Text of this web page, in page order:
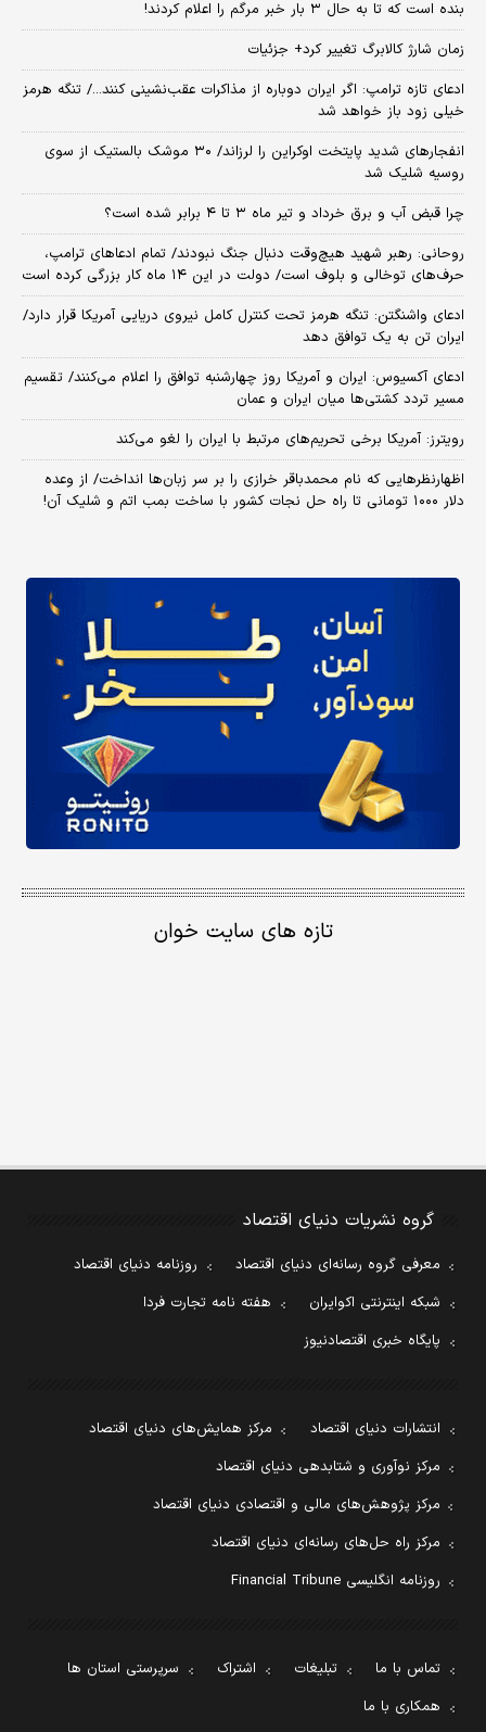
بنده است که تا به حال ۳ بار خبر مرگم را اعلام کردند!
زمان شارژ کالابرگ تغییر کرد+ جزئیات
ادعای تازه ترامپ: اگر ایران دوباره از مذاکرات عقب‌نشینی کنند.../ تنگه هرمز
خیلی زود باز خواهد شد
انفجارهای شدید پایتخت اوکراین را لرزاند/ ۳۰ موشک بالستیک از سوی
روسیه شلیک شد
چرا قبض آب و برق خرداد و تیر ماه ۳ تا ۴ برابر شده است؟
روحانی: رهبر شهید هیچ‌وقت دنبال جنگ نبودند/ تمام ادعاهای ترامپ،
حرف‌های توخالی و بلوف است/ دولت در این ۱۴ ماه کار بزرگی کرده است
ادعای واشنگتن: تنگه هرمز تحت کنترل کامل نیروی دریایی آمریکا قرار دارد/
ایران تن به یک توافق دهد
ادعای آکسیوس: ایران و آمریکا روز چهارشنبه توافق را اعلام می‌کنند/ تقسیم
مسیر تردد کشتی‌ها میان ایران و عمان
رویترز: آمریکا برخی تحریم‌های مرتبط با ایران را لغو می‌کند
اظهارنظرهایی که نام محمدباقر خرازی را بر سر زبان‌ها انداخت/ از وعده
دلار ۱۰۰۰ تومانی تا راه حل نجات کشور با ساخت بمب اتم و شلیک آن!
تازه های سایت خوان
گروه نشریات دنیای اقتصاد
معرفی گروه رسانه‌ای دنیای اقتصاد
روزنامه دنیای اقتصاد
شبکه اینترنتی اکوایران
هفته نامه تجارت فردا
پایگاه خبری اقتصادنیوز
انتشارات دنیای اقتصاد
مرکز همایش‌های دنیای اقتصاد
مرکز نوآوری و شتابدهی دنیای اقتصاد
مرکز پژوهش‌های مالی و اقتصادی دنیای اقتصاد
مرکز راه حل‌های رسانه‌ای دنیای اقتصاد
روزنامه انگلیسی Financial Tribune
تماس با ما تبلیغات اشتراک
سرپرستی استان ها
همکاری با ما